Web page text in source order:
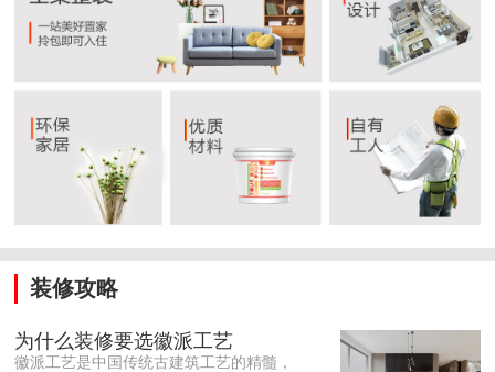
装修攻略
为什么装修要选徽派工艺
徽派工艺是中国传统古建筑工艺的精髓，